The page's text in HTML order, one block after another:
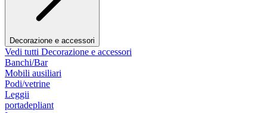
Decorazione e accessori
Vedi tutti Decorazione e accessori
Banchi/Bar
Mobili ausiliari
Podi/vetrine
Leggii
portadepliant